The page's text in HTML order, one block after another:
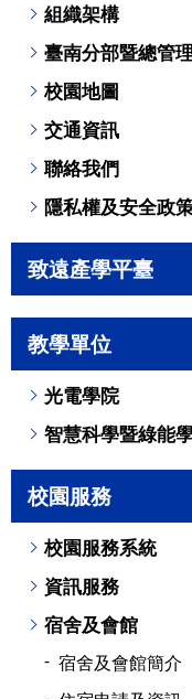
組織架構
臺南分部暨總管
校園地圖
交通資訊
聯絡我們
隱私權及安全政
致遠產學平臺
教學單位
光電學院
智慧科學暨綠能
校園服務
校園服務系統
資訊服務
宿舍及會館
宿舍及會館簡介